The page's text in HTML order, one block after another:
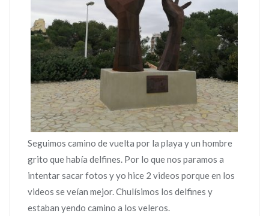
Seguimos camino de vuelta por la playa y un hombre
grito que había delfines. Por lo que nos paramos a
intentar sacar fotos y yo hice 2 videos porque en los
videos se veían mejor. Chulísimos los delfines y
estaban yendo camino a los veleros.